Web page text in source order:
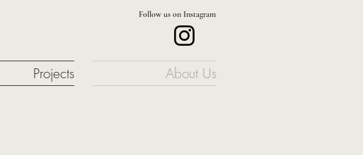
Follow us on Instagram
Projects About Us